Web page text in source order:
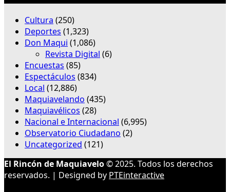
Cultura (250)
Deportes (1,323)
Don Maqui (1,086)
Revista Digital (6)
Encuestas (85)
Espectáculos (834)
Local (12,886)
Maquiavelando (435)
Maquiavélicos (28)
Nacional e Internacional (6,995)
Observatorio Ciudadano (2)
Uncategorized (121)
El Rincón de Maquiavelo© 2025. Todos los derechos
reservados. | Designed by PTEinteractive